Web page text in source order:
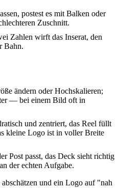
postest es mit Balken oder
Zuschnitt.
Zahlen wirft das Inserat, den
Bahn.
ändern oder Hochskalieren;
— bei einem Bild oft in
und zentriert, das Reel füllt
kleine Logo ist in voller Breite
Post passt, das Deck sieht richtig
der echten Aufgabe.
und ein Logo auf "nah